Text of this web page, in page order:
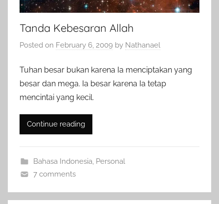
Tanda Kebesaran Allah
Posted on February 6, 2009 by Nathanael
Tuhan besar bukan karena Ia menciptakan yang
besar dan mega. Ia besar karena Ia tetap
mencintai yang kecil.
Continue reading
Bahasa Indonesia Personal
7 comments